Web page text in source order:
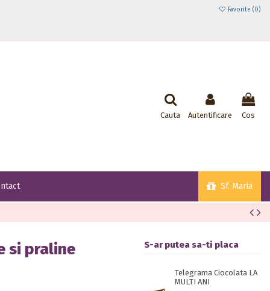
Favorite (0)
Cauta Autentificare Cos
Sf. Maria
si praline S-ar putea sa-ti placa
Telegrama Ciocolata LA
MULTI ANI